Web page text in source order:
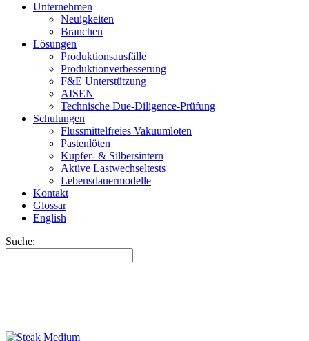
Unternehmen
Neuigkeiten
Branchen
Lösungen
Produktionsausfälle
Produktionverbesserung
F&E Unterstützung
AISEN
Technische Due-Diligence-Prüfung
Schulungen
Flussmittelfreies Vakuumlöten
Pastenlöten
Kupfer- & Silbersintern
Aktive Lastwechseltests
Lebensdauermodelle
Kontakt
Glossar
English
Suche: